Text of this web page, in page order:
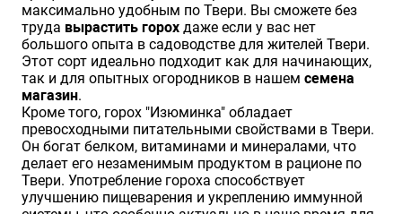
максимально удобным по Твери. Вы сможете без
труда вырастить горох даже если у вас нет
большого опыта в садоводстве для жителей Твери.
Этот сорт идеально подходит как для начинающих,
так и для опытных огородников в нашем семена
магазин.
Кроме того, горох "Изюминка" обладает
превосходными питательными свойствами в Твери.
Он богат белком, витаминами и минералами, что
делает его незаменимым продуктом в рационе по
Твери. Употребление гороха способствует
улучшению пищеварения и укреплению иммунной